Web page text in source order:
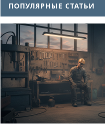
ПОПУЛЯРНЫЕ СТАТЬИ